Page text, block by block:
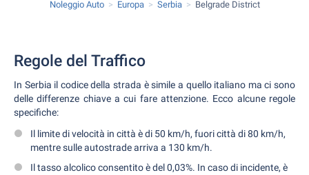
Noleggio Auto Europa Serbia Belgrade District
Regole del Traffico
In Serbia il codice della strada è simile a quello italiano ma ci sono
delle differenze chiave a cui fare attenzione. Ecco alcune regole
specifiche:
Il limite di velocità in città è di 50 km/h, fuori città di 80 km/h,
mentre sulle autostrade arriva a 130 km/h.
Il tasso alcolico consentito è del 0,03%. In caso di incidente, è